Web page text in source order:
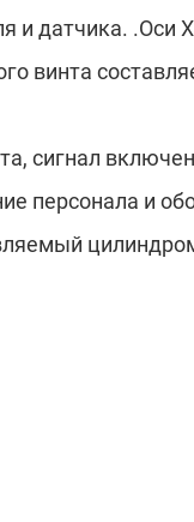
и датчика. .Оси
винта
сигнал
персонала и